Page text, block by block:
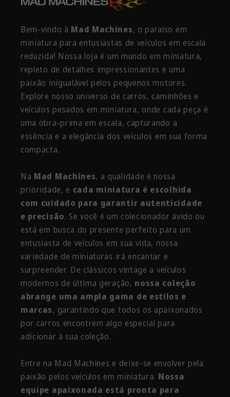
Bem-vindo à Mad Machines, o paraíso em
miniatura para entusiastas de veículos em escala
reduzida! Nossa loja é um mundo em miniatura,
repleto de detalhes impressionantes e uma
paixão inigualável pelos pequenos motores.
Explore nosso universo de carros, caminhões e
veículos pesados em miniatura, onde cada peça é
uma obra-prima em escala, capturando a
essência e a elegância dos veículos em sua forma
compacta.
Na Mad Machines, a qualidade é nossa
prioridade, e cada miniatura é escolhida
com cuidado para garantir autenticidade
e precisão. Se você é um colecionador ávido ou
está em busca do presente perfeito para um
entusiasta de veículos em sua vida, nossa
variedade de miniaturas irá encantar e
surpreender. De clássicos vintage a veículos
modernos de última geração, nossa coleção
abrange uma ampla gama de estilos e
marcas, garantindo que todos os apaixonados
por carros encontrem algo especial para
adicionar à sua coleção.
Entre na Mad Machines e deixe-se envolver pela
paixão pelos veículos em miniatura. Nossa
equipe apaixonada está pronta para